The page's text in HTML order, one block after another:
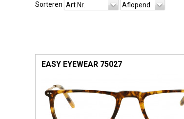
Sorteren Art.Nr. Aflopend
EASY EYEWEAR 75027